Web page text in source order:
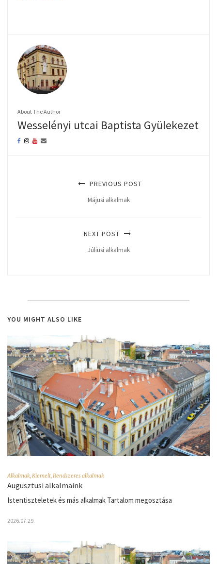
About The Author
Wesselényi utcai Baptista Gyülekezet
PREVIOUS POST
Májusi alkalmak
NEXT POST
Júliusi alkalmak
YOU MIGHT ALSO LIKE
Alkalmak,Kiemelt,Rendszeres alkalmak
Augusztusi alkalmaink
Istentiszteletek és más alkalmak Tartalom megosztása
2026.07.29.